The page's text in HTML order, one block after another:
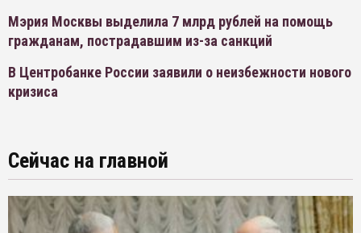
Мэрия Москвы выделила 7 млрд рублей на помощь
гражданам, пострадавшим из-за санкций
В Центробанке России заявили о неизбежности нового
кризиса
Сейчас на главной